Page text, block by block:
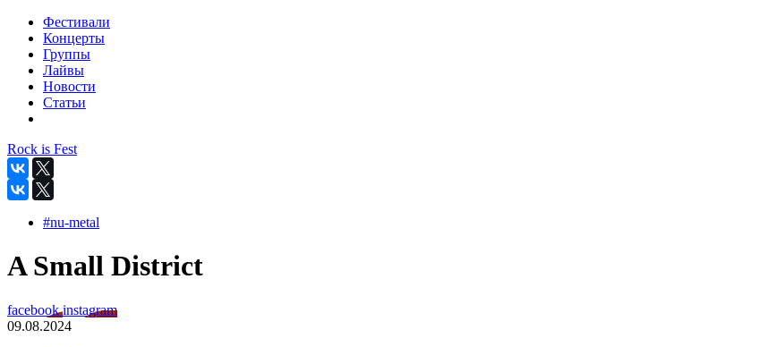
Фестивали
Концерты
Группы
Лайвы
Новости
Статьи
Rock is Fest
#nu-metal
A Small District
facebookinstagram
09.08.2024